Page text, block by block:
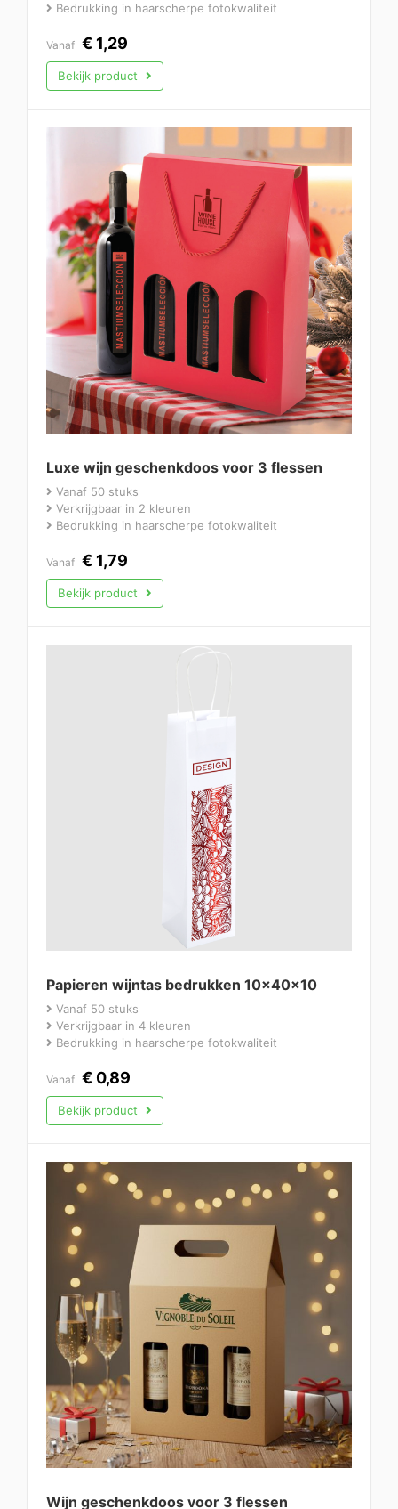
Bedrukking in haarscherpe fotokwaliteit
Vanaf € 1,29
Bekijk product
Luxe wijn geschenkdoos voor 3 flessen
Vanaf 50 stuks
Verkrijgbaar in 2 kleuren
Bedrukking in haarscherpe fotokwaliteit
Vanaf € 1,79
Bekijk product
Papieren wijntas bedrukken 10x40x10
Vanaf 50 stuks
Verkrijgbaar in 4 kleuren
Bedrukking in haarscherpe fotokwaliteit
Vanaf € 0,89
Bekijk product
Wijn geschenkdoos voor 3 flessen